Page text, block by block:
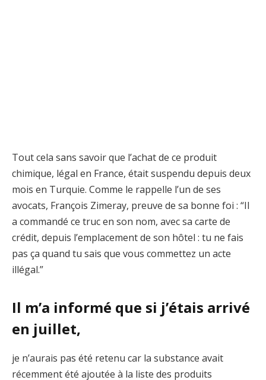
Tout cela sans savoir que l’achat de ce produit
chimique, légal en France, était suspendu depuis deux
mois en Turquie. Comme le rappelle l’un de ses
avocats, François Zimeray, preuve de sa bonne foi : “Il
a commandé ce truc en son nom, avec sa carte de
crédit, depuis l’emplacement de son hôtel : tu ne fais
pas ça quand tu sais que vous commettez un acte
illégal.”
Il m’a informé que si j’étais arrivé
en juillet,
je n’aurais pas été retenu car la substance avait
récemment été ajoutée à la liste des produits